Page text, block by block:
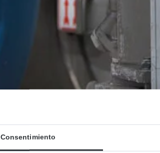
Consentimiento